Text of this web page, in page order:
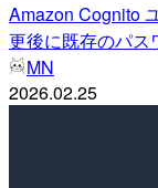
Amazon Cognito
更後に既存のパス
MN
2026.02.25